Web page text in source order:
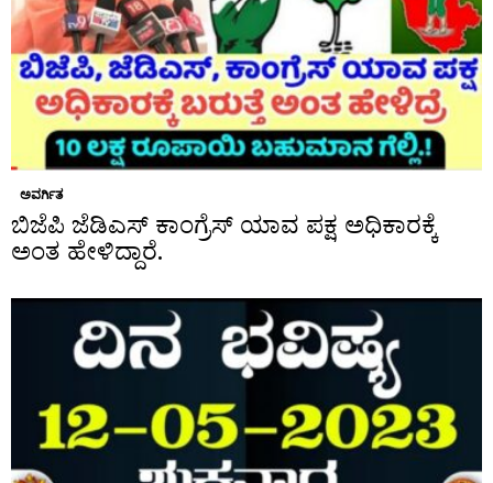
ಅವರ್ಗಿತ
ಬಿಜೆಪಿ ಜೆಡಿಎಸ್ ಕಾಂಗ್ರೆಸ್ ಯಾವ ಪಕ್ಷ ಅಧಿಕಾರಕ್ಕೆ
ಅಂತ ಹೇಳಿದ್ದಾರೆ.